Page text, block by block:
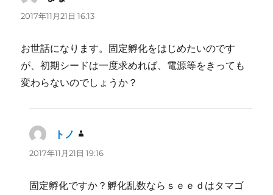
り:
2017年11月21日 16:13
お世話になります。固定孵化をはじめたいのです
が、初期シードは一度求めれば、電源等をきっても
変わらないのでしょうか？
トノ
り:
2017年11月21日 19:16
固定孵化ですか？孵化乱数ならｓｅｅｄはタマゴ